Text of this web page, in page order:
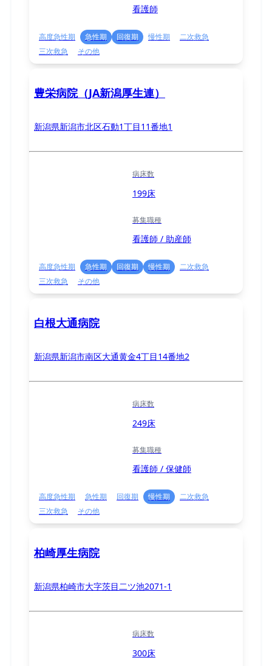
看護師
高度急性期 急性期 回復期 慢性期
二次救急
三次救急
その他
豊栄病院（JA新潟厚生連）
新潟県新潟市北区石動1丁目11番地1
病床数
199床
募集職種
看護師 / 助産師
高度急性期 急性期 回復期 慢性期
二次救急
三次救急
その他
白根大通病院
新潟県新潟市南区大通黄金4丁目14番地2
病床数
249床
募集職種
看護師 / 保健師
高度急性期 急性期 回復期 慢性期
二次救急
三次救急
その他
柏崎厚生病院
新潟県柏崎市大字茨目二ツ池2071-1
病床数
300床